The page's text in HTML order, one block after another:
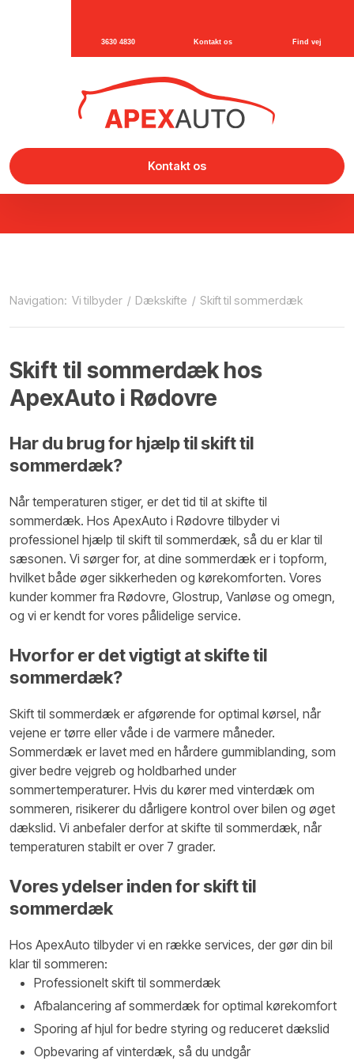
Kontakt os
Navigation:Vi tilbyder / Dækskifte /Skift til sommerdæk
Skift til sommerdæk hos
ApexAuto i Rødovre
​Har du brug for hjælp til skift til
sommerdæk?
Når temperaturen stiger, er det tid til at skifte til
sommerdæk. Hos ApexAuto i Rødovre tilbyder vi
professionel hjælp til skift til sommerdæk, så du er klar til
sæsonen. Vi sørger for, at dine sommerdæk er i topform,
hvilket både øger sikkerheden og kørekomforten. Vores
kunder kommer fra Rødovre, Glostrup, Vanløse og omegn,
og vi er kendt for vores pålidelige service.
Hvorfor er det vigtigt at skifte til
sommerdæk?
Skift til sommerdæk er afgørende for optimal kørsel, når
vejene er tørre eller våde i de varmere måneder.
Sommerdæk er lavet med en hårdere gummiblanding, som
giver bedre vejgreb og holdbarhed under
sommertemperaturer. Hvis du kører med vinterdæk om
sommeren, risikerer du dårligere kontrol over bilen og øget
dækslid. Vi anbefaler derfor at skifte til sommerdæk, når
temperaturen stabilt er over 7 grader.
Vores ydelser inden for skift til
sommerdæk
Hos ApexAuto tilbyder vi en række services, der gør din bil
klar til sommeren:
Professionelt skift til sommerdæk
Afbalancering af sommerdæk for optimal kørekomfort
Sporing af hjul for bedre styring og reduceret dækslid
Opbevaring af vinterdæk, så du undgår
3630 4830 Kontakt os Find vej